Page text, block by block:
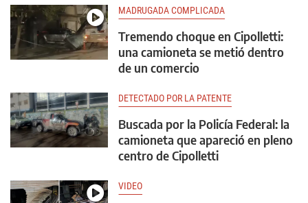
MADRUGADA COMPLICADA
Tremendo choque en Cipolletti:
una camioneta se metió dentro
de un comercio
DETECTADO POR LA PATENTE
Buscada por la Policía Federal: la
camioneta que apareció en pleno
centro de Cipolletti
VIDEO